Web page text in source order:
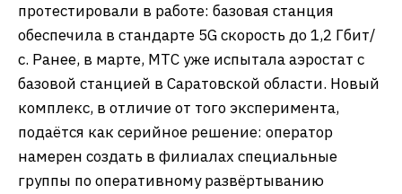
протестировали в работе: базовая станция
обеспечила в стандарте 5G скорость до 1,2 Гбит/
с. Ранее, в марте, МТС уже испытала аэростат с
базовой станцией в Саратовской области. Новый
комплекс, в отличие от того эксперимента,
подаётся как серийное решение: оператор
намерен создать в филиалах специальные
группы по оперативному развёртыванию